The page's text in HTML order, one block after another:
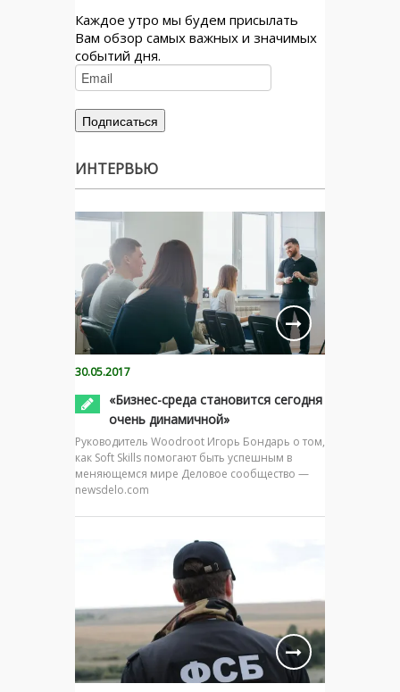
Каждое утро мы будем присылать
Вам обзор самых важных и значимых
событий дня.
ИНТЕРВЬЮ
30.05.2017
«Бизнес-среда становится сегодня
очень динамичной»
Руководитель Woodroot Игорь Бондарь о том,
как Soft Skills помогают быть успешным в
меняющемся мире Деловое сообщество —
newsdelo.com